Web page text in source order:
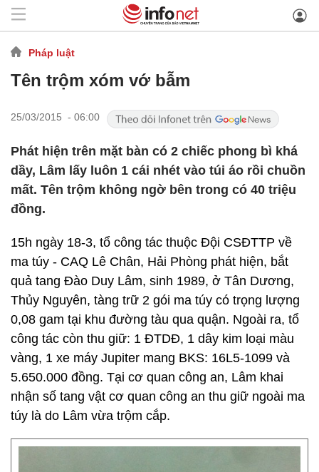
Pháp luật
Tên trộm xóm vớ bẫm
25/03/2015 - 06:00
Phát hiện trên mặt bàn có 2 chiếc phong bì khá
dầy, Lâm lấy luôn 1 cái nhét vào túi áo rồi chuồn
mất. Tên trộm không ngờ bên trong có 40 triệu
đồng.
15h ngày 18-3, tổ công tác thuộc Đội CSĐTTP về
ma túy - CAQ Lê Chân, Hải Phòng phát hiện, bắt
quả tang Đào Duy Lâm, sinh 1989, ở Tân Dương,
Thủy Nguyên, tàng trữ 2 gói ma túy có trọng lượng
0,08 gam tại khu đường tàu qua quận. Ngoài ra, tổ
công tác còn thu giữ: 1 ĐTDĐ, 1 dây kim loại màu
vàng, 1 xe máy Jupiter mang BKS: 16L5-1099 và
5.650.000 đồng. Tại cơ quan công an, Lâm khai
nhận số tang vật cơ quan công an thu giữ ngoài ma
túy là do Lâm vừa trộm cắp.